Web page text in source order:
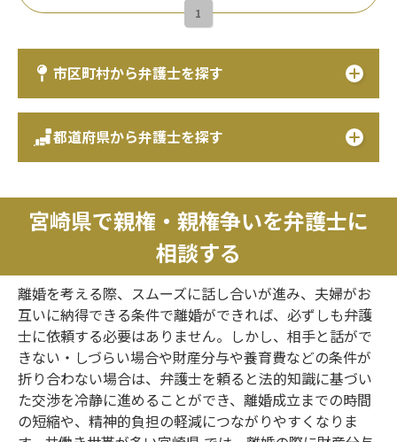
1
市区町村から弁護士を探す
都道府県から弁護士を探す
宮崎県で親権・親権争いを弁護士に
相談する
離婚を考える際、スムーズに話し合いが進み、夫婦がお
互いに納得できる条件で離婚ができれば、必ずしも弁護
士に依頼する必要はありません。しかし、相手と話がで
きない・しづらい場合や財産分与や養育費などの条件が
折り合わない場合は、弁護士を頼ると法的知識に基づい
た交渉を冷静に進めることができ、離婚成立までの時間
の短縮や、精神的負担の軽減につながりやすくなりま